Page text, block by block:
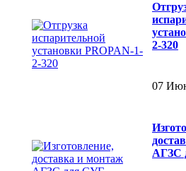
2-320
07
АГЗС